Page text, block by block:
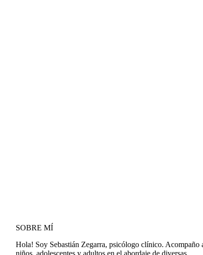
SOBRE MÍ
Hola! Soy Sebastián Zegarra, psicólogo clínico. Acompaño
niños, adolescentes y adultos en el abordaje de diversas